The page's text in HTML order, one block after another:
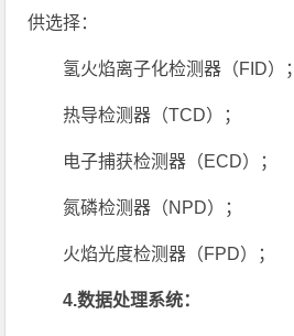
供选择：
氢火焰离子化检测器（FID）；
热导检测器（TCD）；
电子捕获检测器（ECD）；
氮磷检测器（NPD）；
火焰光度检测器（FPD）；
4.数据处理系统：